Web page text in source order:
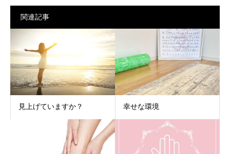
関連記事
見上げていますか？ 幸せな環境